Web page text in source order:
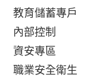
教育儲蓄專戶
內部控制
資安專區
職業安全衛生